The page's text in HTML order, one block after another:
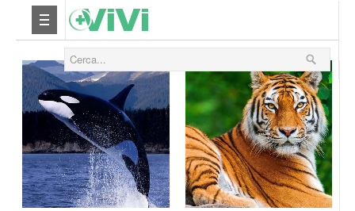
Yoga
Salute
Bellezza